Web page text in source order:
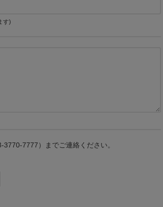
す)
7777）までご連絡ください。